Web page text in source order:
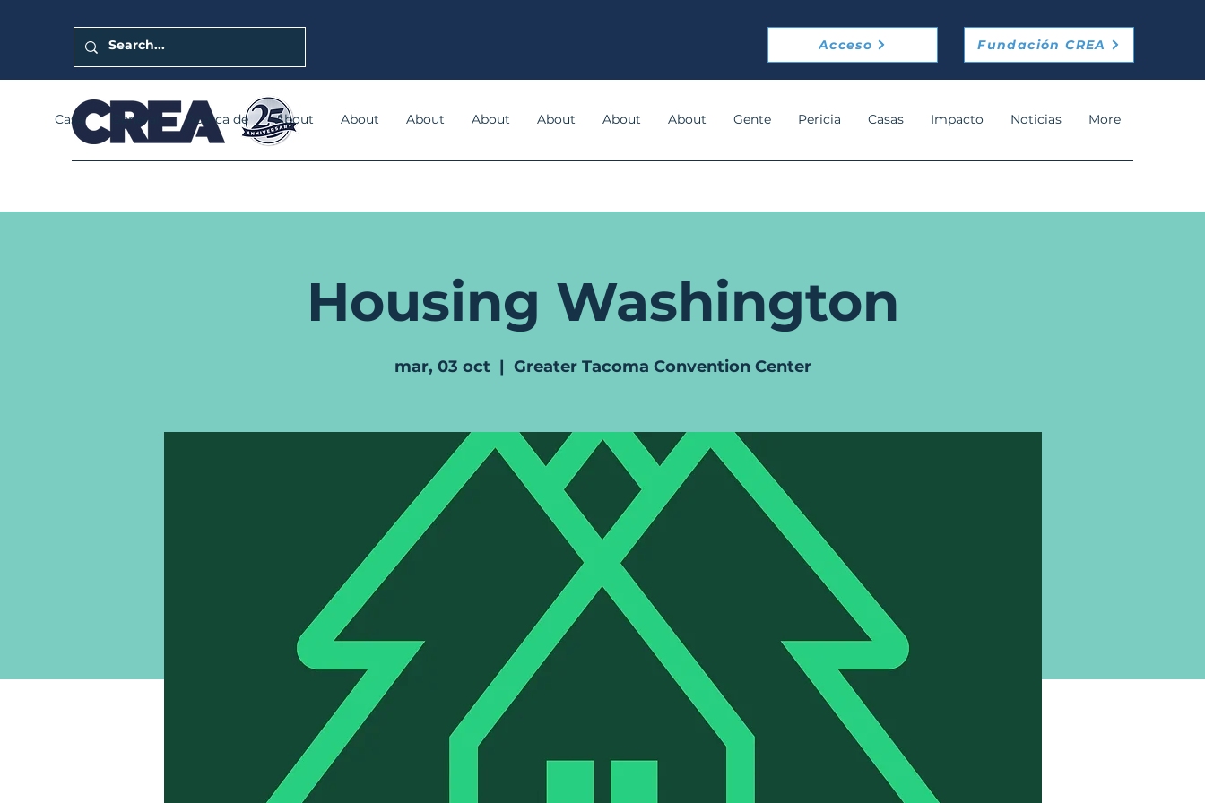
Acceso Fundación CREA
Casa General Acerca de About About About About About About About Gente Pericia Casas Impacto Noticias More
Housing Washington
mar, 03 oct
  |
Greater Tacoma Convention Center